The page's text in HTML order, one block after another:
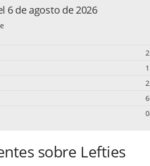
6 de agosto de 2026
1
sobre Lefties